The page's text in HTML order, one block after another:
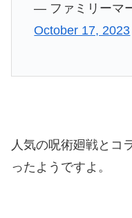
— ファミリーマ
October 17, 2023
人気の呪術廻戦とコ
ったようですよ。